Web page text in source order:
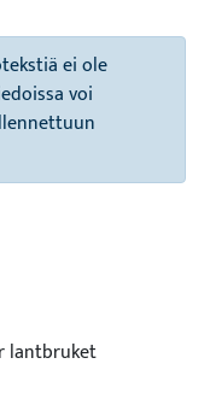
ei ole
voi
lantbruket